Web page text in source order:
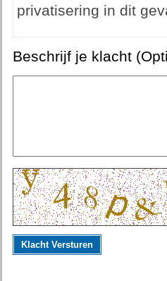
privatisering in dit
Beschrijf je klacht
Klacht Versturen